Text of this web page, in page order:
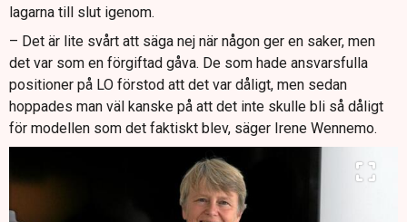
lagarna till slut igenom.
– Det är lite svårt att säga nej när någon ger en saker, men
det var som en förgiftad gåva. De som hade ansvarsfulla
positioner på LO förstod att det var dåligt, men sedan
hoppades man väl kanske på att det inte skulle bli så dåligt
för modellen som det faktiskt blev, säger Irene Wennemo.